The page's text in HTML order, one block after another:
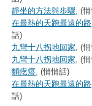
靜坐的方法與步驟, (
在最熱的天跑最遠的路
話)
九彎十八拐地回家, (
九彎十八拐地回家, (
麵疙瘩, (悄悄話)
在最熱的天跑最遠的路
話)